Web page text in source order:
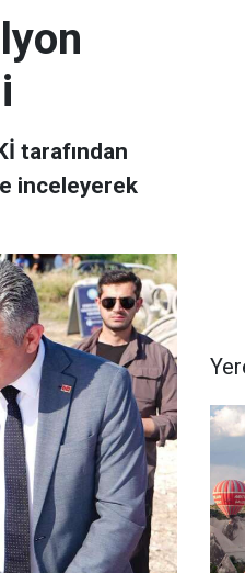
tarafından
inceleyerek